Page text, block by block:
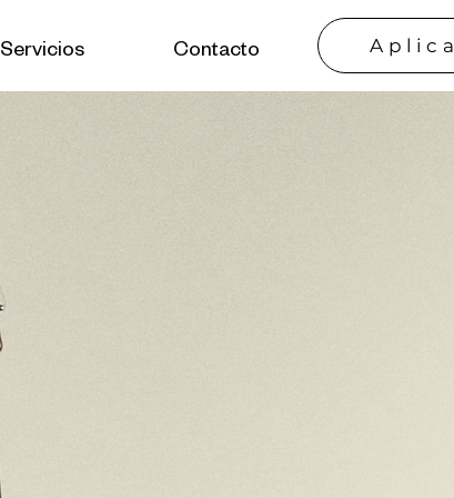
Servicios Contacto Aplica